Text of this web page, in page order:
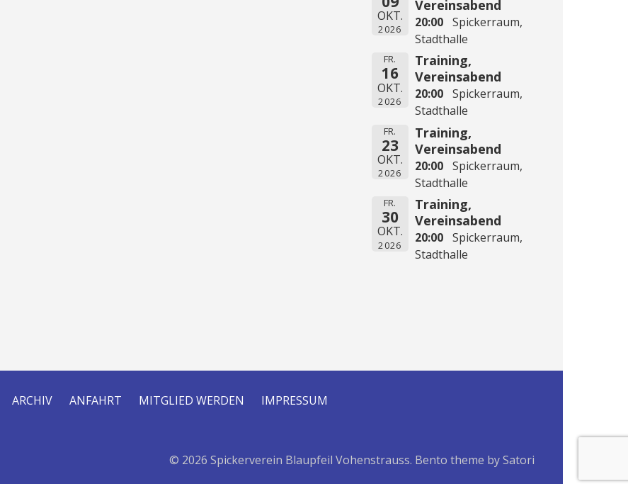
OKT.
2026
Vereinsabend
20:00 Spickerraum,
Stadthalle
FR.
16
OKT.
2026
Training,
Vereinsabend
20:00 Spickerraum,
Stadthalle
FR.
23
OKT.
2026
Training,
Vereinsabend
20:00 Spickerraum,
Stadthalle
FR.
30
OKT.
2026
Training,
Vereinsabend
20:00 Spickerraum,
Stadthalle
ARCHIV ANFAHRT MITGLIED WERDEN IMPRESSUM
© 2026 Spickerverein Blaupfeil Vohenstrauss. Bento theme by Satori